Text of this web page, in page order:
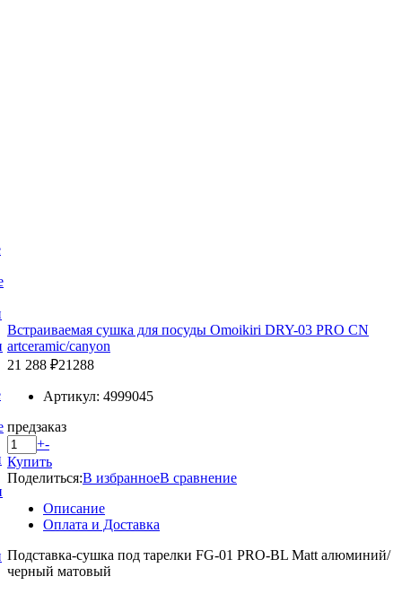
Встраиваемая сушка для посуды Omoikiri DRY-03 PRO CN
artceramic/canyon
21 288 ₽21288
Артикул: 4999045
предзаказ
+-
Купить
Поделиться:В избранноеВ сравнение
Описание
Оплата и Доставка
Подставка-сушка под тарелки FG-01 PRO-BL Matt алюминий/
черный матовый